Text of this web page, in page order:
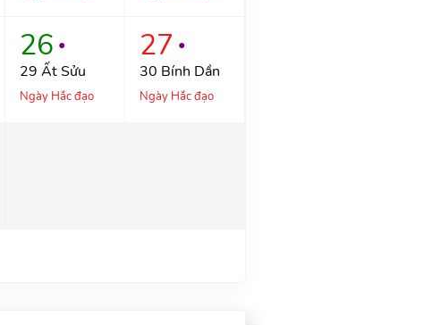
26 ●
29 Ất Sửu
Ngày Hắc đạo
27 ●
30 Bính Dần
Ngày Hắc đạo